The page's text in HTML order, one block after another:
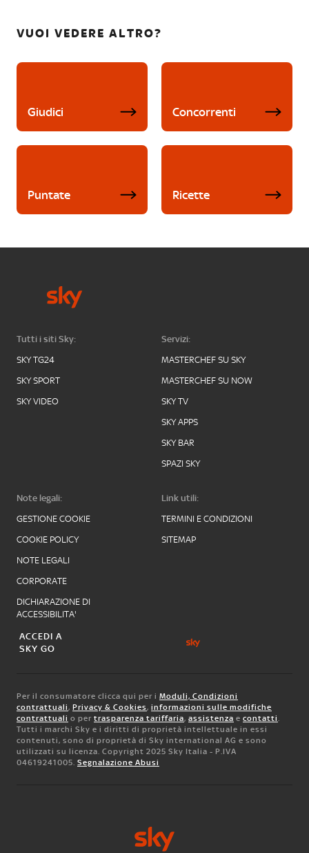
VUOI VEDERE ALTRO?
Giudici Concorrenti
Puntate Ricette
Tutti i siti Sky:
SKY TG24
SKY SPORT
SKY VIDEO
Servizi:
MASTERCHEF SU SKY
MASTERCHEF SU NOW
SKY TV
SKY APPS
SKY BAR
SPAZI SKY
Note legali:
GESTIONE COOKIE
COOKIE POLICY
NOTE LEGALI
CORPORATE
DICHIARAZIONE DI
ACCESSIBILITA'
Link utili:
TERMINI E CONDIZIONI
SITEMAP
ACCEDI A
SKY GO
Per il consumatore clicca qui per i Moduli, Condizioni
contrattuali, Privacy & Cookies, informazioni sulle modifiche
contrattuali o per trasparenza tariffaria, assistenza e contatti.
Tutti i marchi Sky e i diritti di proprietà intellettuale in essi
contenuti, sono di proprietà di Sky international AG e sono
utilizzati su licenza. Copyright 2025 Sky Italia - P.IVA
04619241005. Segnalazione Abusi